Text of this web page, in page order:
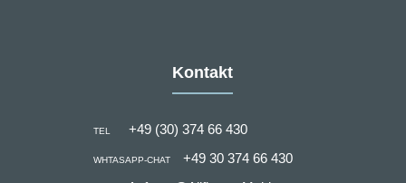
Kontakt
TEL +49 (30) 374 66 430
WHTASAPP-CHAT +49 30 374 66 430